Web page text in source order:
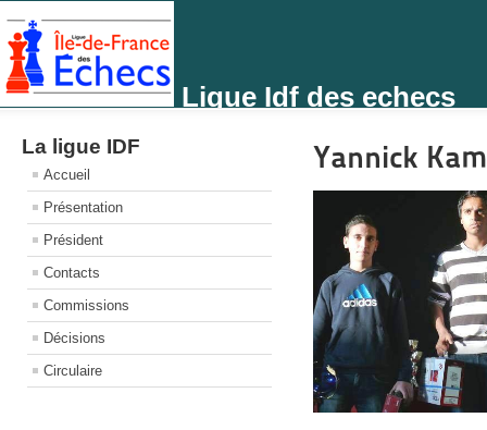
Ligue Idf des echecs
La ligue IDF
Accueil
Présentation
Président
Contacts
Commissions
Décisions
Circulaire
Yannick